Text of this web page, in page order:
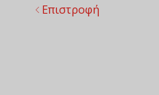
Επιστροφή